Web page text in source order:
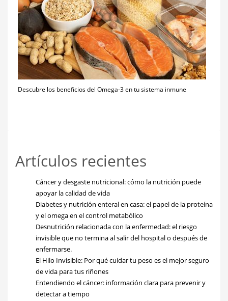
Descubre los beneficios del Omega-3 en tu sistema inmune
Artículos recientes
Cáncer y desgaste nutricional: cómo la nutrición puede
apoyar la calidad de vida
Diabetes y nutrición enteral en casa: el papel de la proteína
y el omega en el control metabólico
Desnutrición relacionada con la enfermedad: el riesgo
invisible que no termina al salir del hospital o después de
enfermarse.
El Hilo Invisible: Por qué cuidar tu peso es el mejor seguro
de vida para tus riñones
Entendiendo el cáncer: información clara para prevenir y
detectar a tiempo